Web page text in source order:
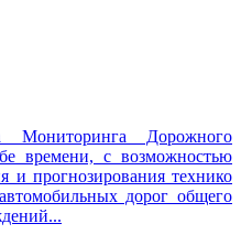
Мониторинга Дорожного
времени, с возможностью
и прогнозирования технико
дорог общего